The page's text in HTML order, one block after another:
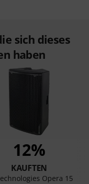
sich dieses
haben
12%
KAUFTEN
Opera 15